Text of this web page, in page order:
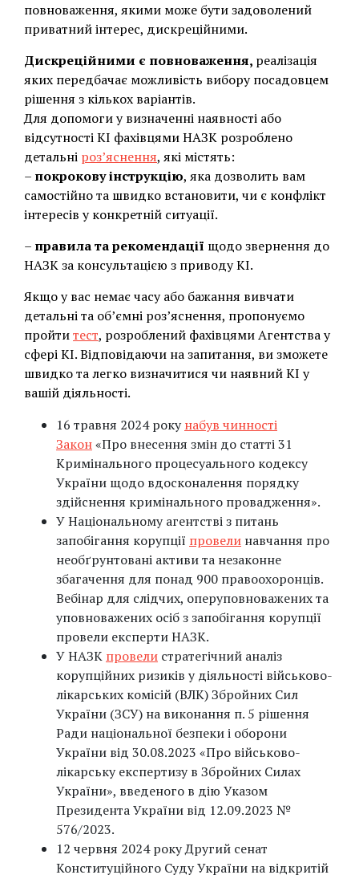
повноваження, якими може бути задоволений
приватний інтерес, дискреційними.
Дискреційними є повноваження, реалізація
яких передбачає можливість вибору посадовцем
рішення з кількох варіантів.
Для допомоги у визначенні наявності або
відсутності КІ фахівцями НАЗК розроблено
детальні роз’яснення, які містять:
– покрокову інструкцію, яка дозволить вам
самостійно та швидко встановити, чи є конфлікт
інтересів у конкретній ситуації.
– правила та рекомендації щодо звернення до
НАЗК за консультацією з приводу КІ.
Якщо у вас немає часу або бажання вивчати
детальні та об’ємні роз’яснення, пропонуємо
пройтитест, розроблений фахівцями Агентства у
сфері КІ. Відповідаючи на запитання, ви зможете
швидко та легко визначитися чи наявний КІ у
вашій діяльності.
16 травня 2024 рокунабув чинності
Закон«Про внесення змін до статті 31
Кримінального процесуального кодексу
України щодо вдосконалення порядку
здійснення кримінального провадження».
У Національному агентстві з питань
запобігання корупції провели навчання про
необґрунтовані активи та незаконне
збагачення для понад 900 правоохоронців.
Вебінар для слідчих, оперуповноважених та
уповноважених осіб з запобігання корупції
провели експерти НАЗК.
У НАЗК провели стратегічний аналіз
корупційних ризиків у діяльності військово-
лікарських комісій (ВЛК) Збройних Сил
України (ЗСУ) на виконання п. 5 рішення
Ради національної безпеки і оборони
України від 30.08.2023 «Про військово-
лікарську експертизу в Збройних Силах
України», введеного в дію Указом
Президента України від 12.09.2023 №
576/2023.
12 червня 2024 року Другий сенат
Конституційного Суду України на відкритій